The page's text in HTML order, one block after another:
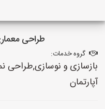
طراحی
گروه خدمات:
بازسازی و نوسازی,طراحی
آپارتمان